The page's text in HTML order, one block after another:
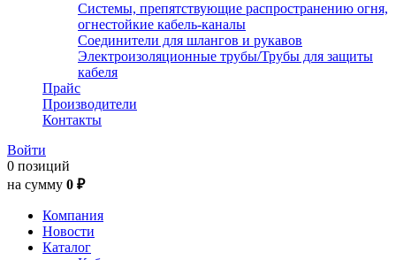
Системы, препятствующие распространению огня,
огнестойкие кабель-каналы
Соединители для шлангов и рукавов
Электроизоляционные трубы/Трубы для защиты
кабеля
Прайс
Производители
Контакты
Войти
0 позиций
на сумму 0 ₽
Компания
Новости
Каталог